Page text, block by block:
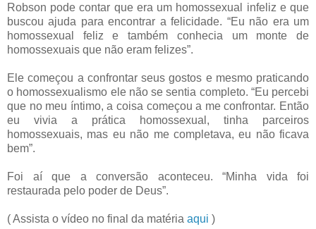
Robson pode contar que era um homossexual infeliz e que
buscou ajuda para encontrar a felicidade. “Eu não era um
homossexual feliz e também conhecia um monte de
homossexuais que não eram felizes”.
Ele começou a confrontar seus gostos e mesmo praticando
o homossexualismo ele não se sentia completo. “Eu percebi
que no meu íntimo, a coisa começou a me confrontar. Então
eu vivia a prática homossexual, tinha parceiros
homossexuais, mas eu não me completava, eu não ficava
bem”.
Foi aí que a conversão aconteceu. “Minha vida foi
restaurada pelo poder de Deus”.
( Assista o vídeo no final da matéria aqui )